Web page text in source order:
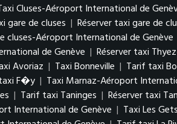
Cluses-Aéroport International de
gare de cluses | Réserver taxi gare de
cluses-Aéroport International de Genève
de Genève | Réserver taxi
Avoriaz | Taxi Bonneville | Tarif taxi
F�y | Taxi Marnaz-Aéroport
| Tarif taxi Taninges | Réserver taxi
International de Genève | Taxi Les Gets